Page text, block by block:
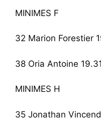
MINIMES F
32 Marion Forestier
38 Oria Antoine
MINIMES H
35 Jonathan